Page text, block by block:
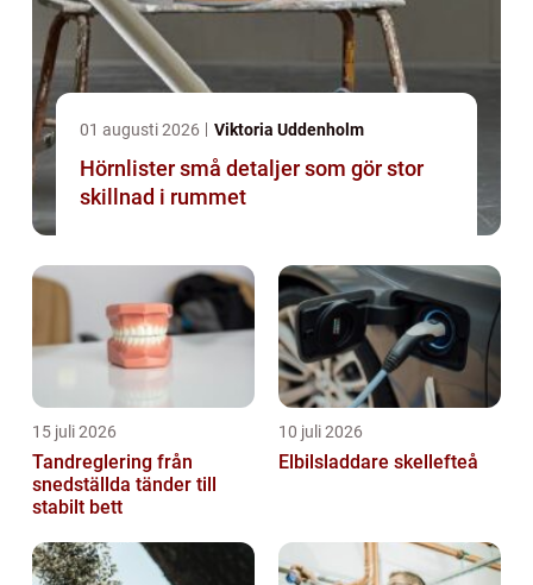
01 augusti 2026 Viktoria Uddenholm
Hörnlister små detaljer som gör stor
skillnad i rummet
15 juli 2026
Tandreglering från
snedställda tänder till
stabilt bett
10 juli 2026
Elbilsladdare skellefteå